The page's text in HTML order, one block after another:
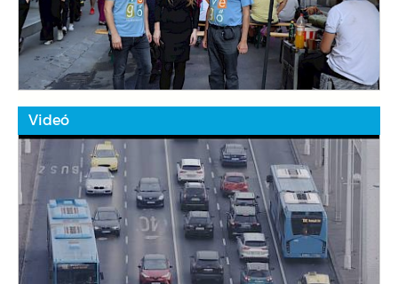
Videó